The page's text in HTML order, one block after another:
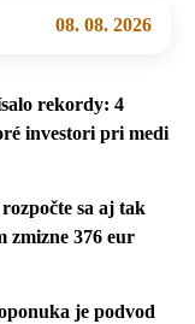
08. 08. 2026
rekordy: 4
investori pri medi
sa aj tak
zmizne 376 eur
je podvod